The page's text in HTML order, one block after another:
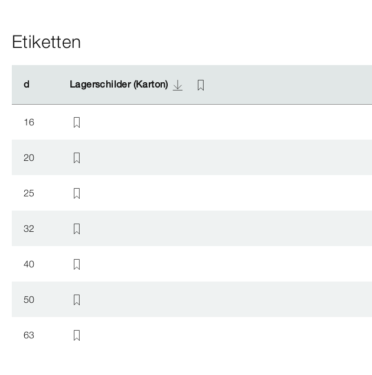
Etiketten
d Lagerschilder (Karton)
d Lagerschilder (Karton)
16
20
25
32
40
50
63